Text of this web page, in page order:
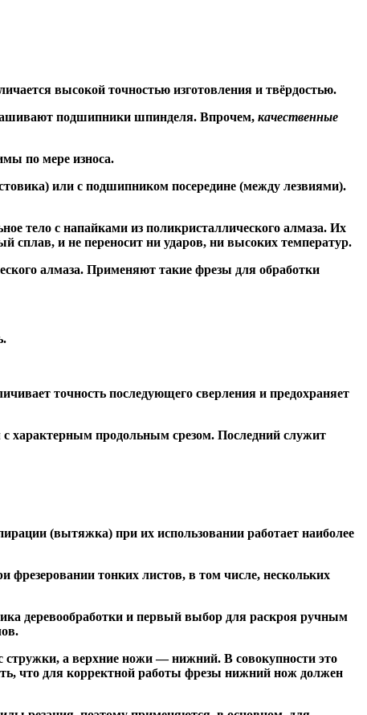
высокой точностью изготовления и твёрдостью.
подшипники шпинделя. Впрочем, качественные
по мере износа.
или с подшипником посередине (между лезвиями).
тело с напайками из поликристаллического алмаза. Их
и не переносит ни ударов, ни высоких температур.
алмаза. Применяют такие фрезы для обработки
точность последующего сверления и предохраняет
характерным продольным срезом. Последний служит
(вытяжка) при их использовании работает наиболее
тонких листов, в том числе, нескольких
деревообработки и первый выбор для раскроя ручным
а верхние ножи — нижний. В совокупности это
что для корректной работы фрезы нижний нож должен